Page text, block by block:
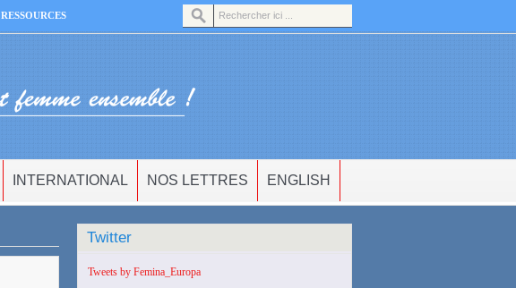
RESSOURCES
INTERNATIONAL NOS LETTRES ENGLISH
Twitter
Tweets by Femina_Europa